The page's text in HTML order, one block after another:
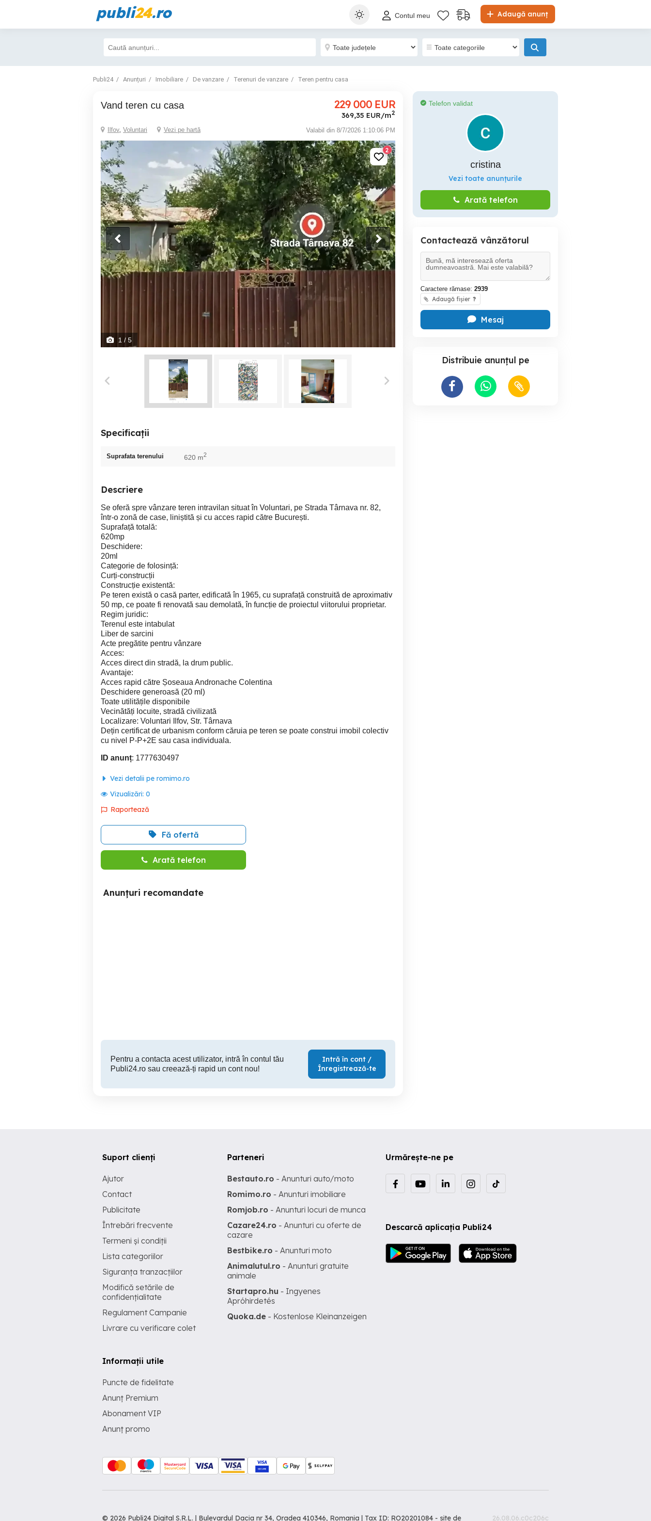
publi24.ro Adaugă anunț
Contul meu
Publi24 Anunțuri Imobiliare De vanzare Terenuri de vanzare Teren pentru casa
Vand teren cu casa 229 000 EUR
369,35 EUR/m2
Ilfov, Voluntari Vezi pe hartă Valabil din 8/7/2026 1:10:06 PM
2
1 / 5
Specificații
Suprafata terenului 620 m2
Descriere
Se oferă spre vânzare teren intravilan situat în Voluntari, pe Strada Târnava nr. 82,
într-o zonă de case, liniștită și cu acces rapid către București.
Suprafață totală:
620mp
Deschidere:
20ml
Categorie de folosință:
Curți-construcții
Construcție existentă:
Pe teren există o casă parter, edificată în 1965, cu suprafață construită de aproximativ
50 mp, ce poate fi renovată sau demolată, în funcție de proiectul viitorului proprietar.
Regim juridic:
Terenul este intabulat
Liber de sarcini
Acte pregătite pentru vânzare
Acces:
Acces direct din stradă, la drum public.
Avantaje:
Acces rapid către Șoseaua Andronache Colentina
Deschidere generoasă (20 ml)
Toate utilitățile disponibile
Vecinătăți locuite, stradă civilizată
Localizare: Voluntari Ilfov, Str. Târnava
Dețin certificat de urbanism conform căruia pe teren se poate construi imobil colectiv
cu nivel P-P+2E sau casa individuala.
ID anunț: 1777630497
Vezi detalii pe romimo.ro
Vizualizări: 0
Raportează
Fă ofertă
Arată telefon
Anunțuri recomandate
Pentru a contacta acest utilizator, intră în contul tău
Publi24.ro sau creează-ți rapid un cont nou!
Intră în cont /
Înregistrează-te
Telefon validat
cristina
Vezi toate anunțurile
Arată telefon
Contactează vânzătorul
Caractere rămase: 2939
Adaugă fișier ?
Mesaj
Distribuie anunțul pe
Urmărește-ne pe
Descarcă aplicația Publi24
Suport clienți
Ajutor
Contact
Publicitate
Întrebări frecvente
Termeni și condiții
Lista categoriilor
Siguranța tranzacțiilor
Modifică setările de
confidențialitate
Regulament Campanie
Livrare cu verificare colet
Informații utile
Puncte de fidelitate
Anunț Premium
Abonament VIP
Anunț promo
Parteneri
Bestauto.ro - Anunturi auto/moto
Romimo.ro - Anunturi imobiliare
Romjob.ro - Anunturi locuri de munca
Cazare24.ro - Anunturi cu oferte de
cazare
Bestbike.ro - Anunturi moto
Animalutul.ro - Anunturi gratuite
animale
Startapro.hu - Ingyenes
Apróhirdetés
Quoka.de - Kostenlose Kleinanzeigen
© 2026 Publi24 Digital S.R.L. | Bulevardul Dacia nr 34, Oradea 410346, Romania | Tax ID: RO20201084 - site de 26.08.06.c0c206c